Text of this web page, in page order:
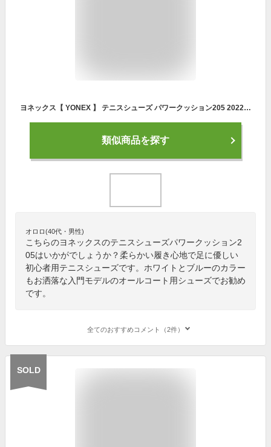
ヨネックス【 YONEX 】 テニスシューズ パワークッション205 2022年春夏MODEL【 SHT205 オールコート用 POWER CUSHION 3E 】【あす楽対応】【メール便不可】[物流倉庫]
類似商品を探す
オロロ(40代・男性)
こちらのヨネックスのテニスシューズパワークッション2
05はいかがでしょうか？柔らかい履き心地で足に優しい
初心者用テニスシューズです。ホワイトとブルーのカラー
もお洒落な入門モデルのオールコート用シューズでお勧め
です。
全てのおすすめコメント（2件）
SOLD